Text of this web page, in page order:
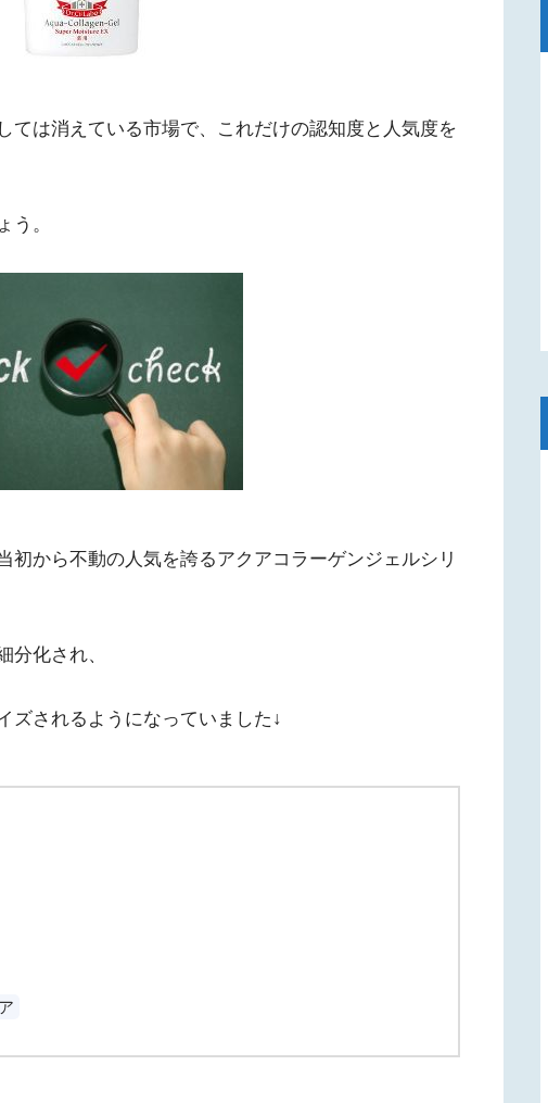
ては消えている市場で、これだけの認知度と人気度を
う。
初から不動の人気を誇るアクアコラーゲンジェルシリ
分化され、
ズされるようになっていました↓